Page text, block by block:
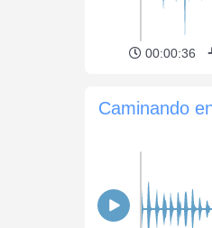
00:00:36
Caminando